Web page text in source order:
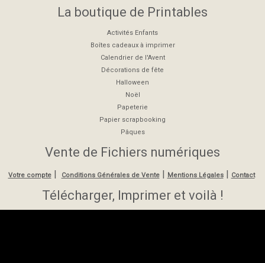
La boutique de Printables
Activités Enfants
Boîtes cadeaux à imprimer
Calendrier de l'Avent
Décorations de fête
Halloween
Noël
Papeterie
Papier scrapbooking
Pâques
Vente de Fichiers numériques
Votre compte| Conditions Générales de Vente| Mentions Légales Contact
Télécharger, Imprimer et voilà !